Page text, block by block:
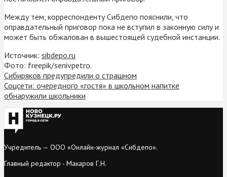
Между тем, корреспонденту Сибдепо пояснили, что
оправдательный приговор пока не вступил в законную силу и
может быть обжалован в вышестоящей судебной инстанции.
Источник: sibdepo.ru
Фото: freepik/senivpetro.
Сибиряков предупредили о страшном
Соцсети: очередного «гостя» в школьном напитке
обнаружили школьники
Учредитель — ООО «Онлайн-журнал «Сибдепо».
Главный редактор - Макаров Г.Н.